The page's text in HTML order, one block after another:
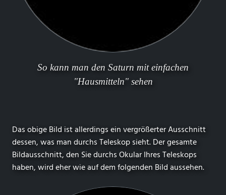
So kann man den Saturn mit einfachen
"Hausmitteln" sehen
Das obige Bild ist allerdings ein vergrößerter Ausschnitt
dessen, was man durchs Teleskop sieht. Der gesamte
Bildausschnitt, den Sie durchs Okular Ihres Teleskops
haben, wird eher wie auf dem folgenden Bild aussehen.